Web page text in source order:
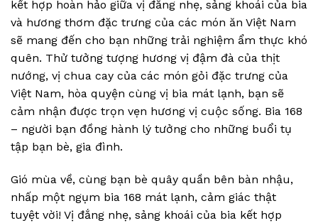
kết hợp hoàn hảo giữa vị đắng nhẹ, sảng khoái của bia
và hương thơm đặc trưng của các món ăn Việt Nam
sẽ mang đến cho bạn những trải nghiệm ẩm thực khó
quên. Thử tưởng tượng hương vị đậm đà của thịt
nướng, vị chua cay của các món gỏi đặc trưng của
Việt Nam, hòa quyện cùng vị bia mát lạnh, bạn sẽ
cảm nhận được trọn vẹn hương vị cuộc sống. Bia 168
– người bạn đồng hành lý tưởng cho những buổi tụ
tập bạn bè, gia đình.
Gió mùa về, cùng bạn bè quây quần bên bàn nhậu,
nhấp một ngụm bia 168 mát lạnh, cảm giác thật
tuyệt vời! Vị đắng nhẹ, sảng khoái của bia kết hợp